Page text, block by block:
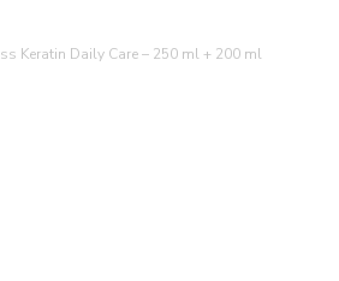
Keratin Daily Care – 250 ml + 200 ml